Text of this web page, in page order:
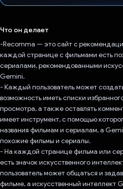
Что он делает
-Recomma — это сайт с
каждой странице с фильмами есть
сериалами, рекомендованными
Gemini.
- Каждый пользователь может
возможность иметь списки
просмотра, а также оставлять
имеет инструмент, с помощью
названия фильмам и сериалам, а
похожие фильмы и сериалы.
- На каждой странице фильма или
есть значок искусственного
пользователь может общаться и
фильме, а искусственный интеллект